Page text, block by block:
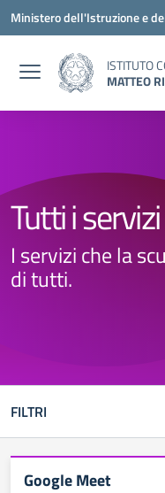
Vai ai contenuti
Vai al menu di navigazione
Vai al footer
Ministero dell'Istruzione e
ISTITUTO
MATTEO
Tutti i servizi
I servizi che la
di tutti.
FILTRI
Google Meet